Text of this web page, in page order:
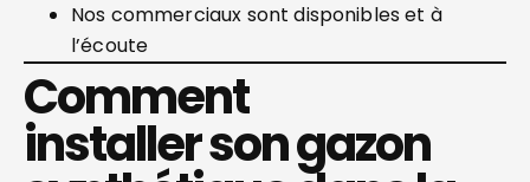
Nos commerciaux sont disponibles et à
l’écoute
Comment
installer son gazon